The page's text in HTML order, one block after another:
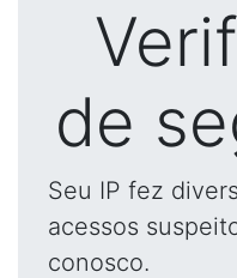
de
Seu IP fez
acessos
conosco.